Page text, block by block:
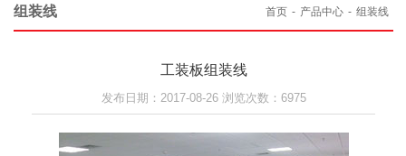
首页 - 产品中心 - 组装线
组装线
工装板组装线
发布日期：2017-08-26 浏览次数：6975